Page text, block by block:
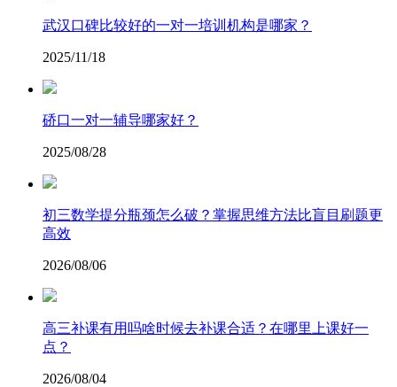
武汉口碑比较好的一对一培训机构是哪家？
2025/11/18
硚口一对一辅导哪家好？
2025/08/28
​初三数学提分瓶颈怎么破？掌握思维方法比盲目刷题更
高效
2026/08/06
高三补课有用吗啥时候去补课合适？在哪里上课好一
点？
2026/08/04